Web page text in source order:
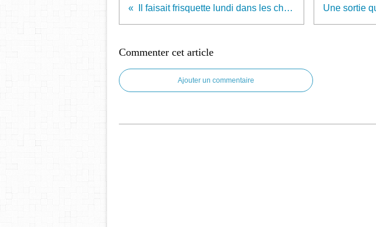
Il faisait frisquette lundi dans les chemins...
Commenter cet article
Ajouter un commentaire